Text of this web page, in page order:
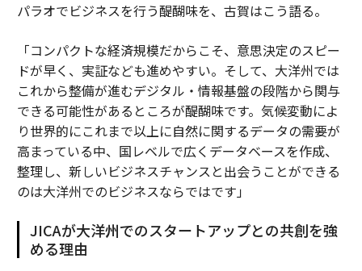
パラオでビジネスを行う醍醐味を、古賀はこう語る。
「コンパクトな経済規模だからこそ、意思決定のスピー
ドが早く、実証なども進めやすい。そして、大洋州では
これから整備が進むデジタル・情報基盤の段階から関与
できる可能性があるところが醍醐味です。気候変動によ
り世界的にこれまで以上に自然に関するデータの需要が
高まっている中、国レベルで広くデータベースを作成、
整理し、新しいビジネスチャンスと出会うことができる
のは大洋州でのビジネスならではです」
JICAが大洋州でのスタートアップとの共創を強
める理由